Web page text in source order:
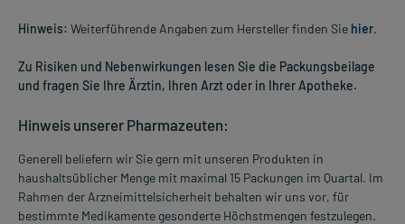
Hinweis: Weiterführende Angaben zum Hersteller finden Sie hier.
Zu Risiken und Nebenwirkungen lesen Sie die Packungsbeilage
und fragen Sie Ihre Ärztin, Ihren Arzt oder in Ihrer Apotheke.
Hinweis unserer Pharmazeuten:
Generell beliefern wir Sie gern mit unseren Produkten in
haushaltsüblicher Menge mit maximal 15 Packungen im Quartal. Im
Rahmen der Arzneimittelsicherheit behalten wir uns vor, für
bestimmte Medikamente gesonderte Höchstmengen festzulegen.